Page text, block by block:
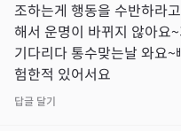
조하는게 행동을 수반하라
해서 운명이 바뀌지 않아요
기다리다 통수맞는날 와요
험한적 있어서요
답글 달기